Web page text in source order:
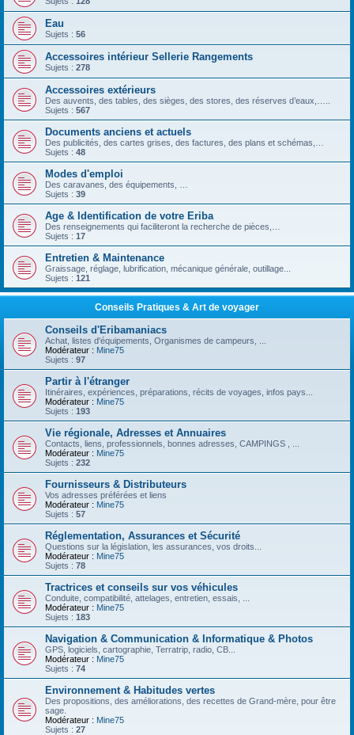
Eau
Sujets : 56
Accessoires intérieur Sellerie Rangements
Sujets : 278
Accessoires extérieurs
Des auvents, des tables, des sièges, des stores, des réserves d’eaux,…..
Sujets : 567
Documents anciens et actuels
Des publicités, des cartes grises, des factures, des plans et schémas,…
Sujets : 48
Modes d'emploi
Des caravanes, des équipements, …
Sujets : 39
Age & Identification de votre Eriba
Des renseignements qui faciliteront la recherche de pièces,…
Sujets : 17
Entretien & Maintenance
Graissage, réglage, lubrification, mécanique générale, outillage...
Sujets : 121
Conseils Pratiques & Art de voyager
Conseils d'Eribamaniacs
Achat, listes d'équipements, Organismes de campeurs, ...
Modérateur : Mine75
Sujets : 97
Partir à l'étranger
Itinéraires, expériences, préparations, récits de voyages, infos pays...
Modérateur : Mine75
Sujets : 193
Vie régionale, Adresses et Annuaires
Contacts, liens, professionnels, bonnes adresses, CAMPINGS , ...
Modérateur : Mine75
Sujets : 232
Fournisseurs & Distributeurs
Vos adresses préférées et liens
Modérateur : Mine75
Sujets : 57
Réglementation, Assurances et Sécurité
Questions sur la législation, les assurances, vos droits...
Modérateur : Mine75
Sujets : 78
Tractrices et conseils sur vos véhicules
Conduite, compatibilité, attelages, entretien, essais, ...
Modérateur : Mine75
Sujets : 183
Navigation & Communication & Informatique & Photos
GPS, logiciels, cartographie, Terratrip, radio, CB...
Modérateur : Mine75
Sujets : 74
Environnement & Habitudes vertes
Des propositions, des améliorations, des recettes de Grand-mère, pour être
sage.
Modérateur : Mine75
Sujets : 27